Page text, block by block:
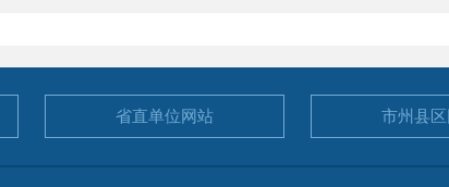
省直单位网站 市州县区